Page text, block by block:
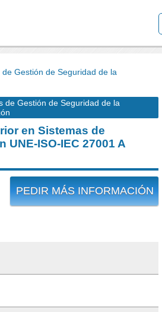
Gestión de Seguridad de la
de Gestión de Seguridad de la
en Sistemas de
ISO-IEC 27001 A
PEDIR MÁS INFORMACIÓN